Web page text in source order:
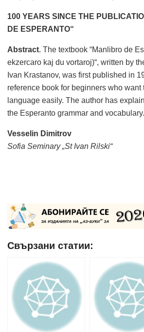
100 YEARS SINCE THE
DE ESPERANTO“
Abstract. The textbook “Manlibro de
ekzercaro kaj du vortaroj)“, written by
Ivan Krastanov, was first published in
reference book for beginners who want
language easily. The author has
the Esperanto grammar and vocabulary.
Vesselin Dimitrov
Sofia Seminary „St Ivan Rilski“
Свързани статии: